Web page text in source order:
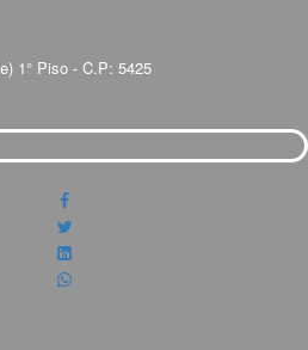
1° Piso - C.P: 5425